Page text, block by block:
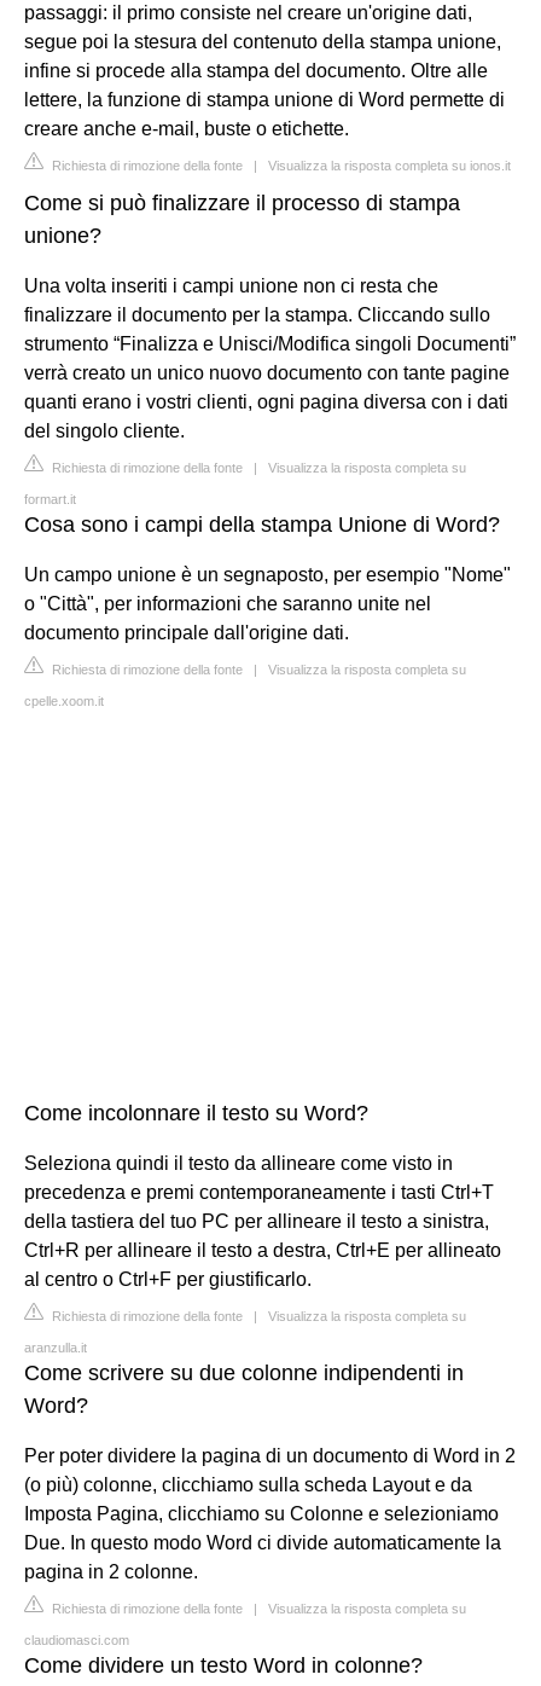
passaggi: il primo consiste nel creare un'origine dati,
segue poi la stesura del contenuto della stampa unione,
infine si procede alla stampa del documento. Oltre alle
lettere, la funzione di stampa unione di Word permette di
creare anche e-mail, buste o etichette.
Richiesta di rimozione della fonte | Visualizza la risposta completa su ionos.it
Come si può finalizzare il processo di stampa
unione?
Una volta inseriti i campi unione non ci resta che
finalizzare il documento per la stampa. Cliccando sullo
strumento “Finalizza e Unisci/Modifica singoli Documenti”
verrà creato un unico nuovo documento con tante pagine
quanti erano i vostri clienti, ogni pagina diversa con i dati
del singolo cliente.
Richiesta di rimozione della fonte | Visualizza la risposta completa su
formart.it
Cosa sono i campi della stampa Unione di Word?
Un campo unione è un segnaposto, per esempio "Nome"
o "Città", per informazioni che saranno unite nel
documento principale dall'origine dati.
Richiesta di rimozione della fonte | Visualizza la risposta completa su
cpelle.xoom.it
Come incolonnare il testo su Word?
Seleziona quindi il testo da allineare come visto in
precedenza e premi contemporaneamente i tasti Ctrl+T
della tastiera del tuo PC per allineare il testo a sinistra,
Ctrl+R per allineare il testo a destra, Ctrl+E per allineato
al centro o Ctrl+F per giustificarlo.
Richiesta di rimozione della fonte | Visualizza la risposta completa su
aranzulla.it
Come scrivere su due colonne indipendenti in
Word?
Per poter dividere la pagina di un documento di Word in 2
(o più) colonne, clicchiamo sulla scheda Layout e da
Imposta Pagina, clicchiamo su Colonne e selezioniamo
Due. In questo modo Word ci divide automaticamente la
pagina in 2 colonne.
Richiesta di rimozione della fonte | Visualizza la risposta completa su
claudiomasci.com
Come dividere un testo Word in colonne?